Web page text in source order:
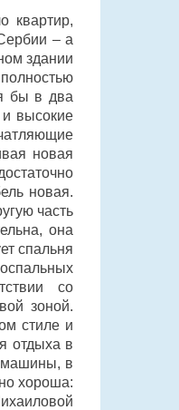
квартир,
– а
здании
бы в два
и высокие
новая
новая.
часть
она
спальня
со
зоной.
стиле и
отдыха в
машины, в
хороша: